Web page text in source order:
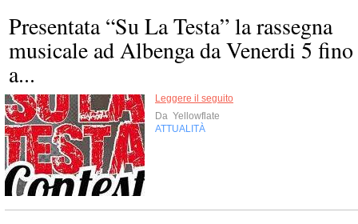
Presentata “Su La Testa” la rassegna
musicale ad Albenga da Venerdi 5 fino
a...
Leggere il seguito
Da Yellowflate
ATTUALITÀ